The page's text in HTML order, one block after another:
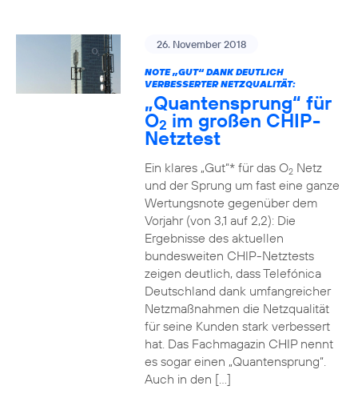
26. November 2018
NOTE „GUT“ DANK DEUTLICH
VERBESSERTER NETZQUALITÄT:
„Quantensprung“ für
O2 im großen CHIP-
Netztest
Ein klares „Gut“* für das O2Netz
und der Sprung um fast eine ganze
Wertungsnote gegenüber dem
Vorjahr (von 3,1 auf 2,2): Die
Ergebnisse des aktuellen
bundesweiten CHIP-Netztests
zeigen deutlich, dass Telefónica
Deutschland dank umfangreicher
Netzmaßnahmen die Netzqualität
für seine Kunden stark verbessert
hat. Das Fachmagazin CHIP nennt
es sogar einen „Quantensprung“.
Auch in den […]